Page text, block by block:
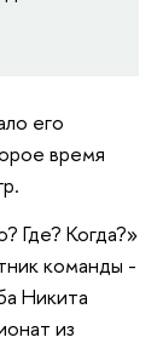
его
время
Где? Когда?»
команды -
Никита
из